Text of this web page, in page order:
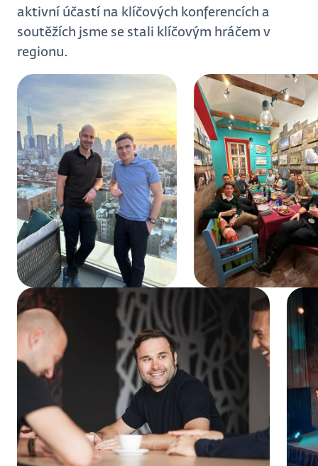
aktivní účastí na klíčových konferencích a
soutěžích jsme se stali klíčovým hráčem v
regionu.